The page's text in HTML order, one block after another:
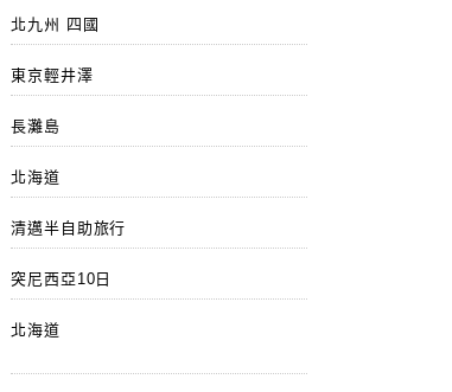
北九州 四國
東京輕井澤
長灘島
北海道
清邁半自助旅行
突尼西亞10日
北海道